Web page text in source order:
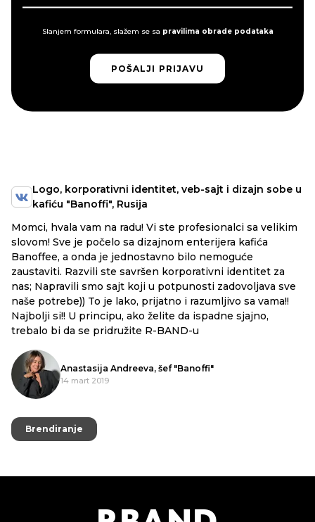
Slanjem formulara, slažem se sa pravilima obrade podataka
POŠALJI PRIJAVU
POŠALJI PRIJAVU
Logo, korporativni identitet, veb-sajt i dizajn sobe u
kafiću "Banoffi", Rusija
Momci, hvala vam na radu! Vi ste profesionalci sa velikim
slovom! Sve je počelo sa dizajnom enterijera kafića
Banoffee, a onda je jednostavno bilo nemoguće
zaustaviti. Razvili ste savršen korporativni identitet za
nas; Napravili smo sajt koji u potpunosti zadovoljava sve
naše potrebe)) To je lako, prijatno i razumljivo sa vama!!
Najbolji si!! U principu, ako želite da ispadne sjajno,
trebalo bi da se pridružite R-BAND-u
Anastasija Andreeva, šef "Banoffi"
14 mart 2019
Brendiranje
Brendiranje